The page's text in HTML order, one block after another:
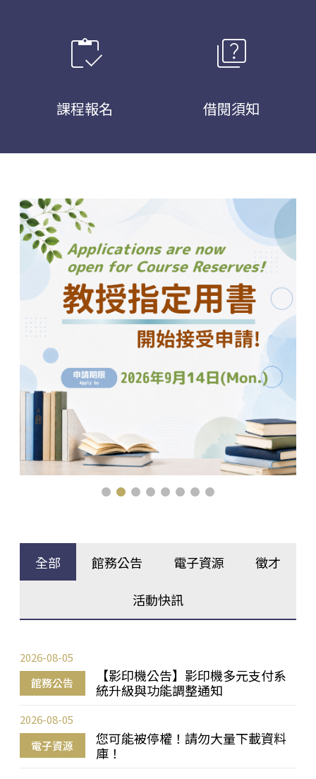
inventory
課程報名
quiz
借閱須知
全部 館務公告 電子資源 徵才
活動快訊
館務公告
【影印機公告】影印機多元支付系
統升級與功能調整通知
2026-08-05
電子資源
您可能被停權！請勿大量下載資料
庫！
2026-08-05